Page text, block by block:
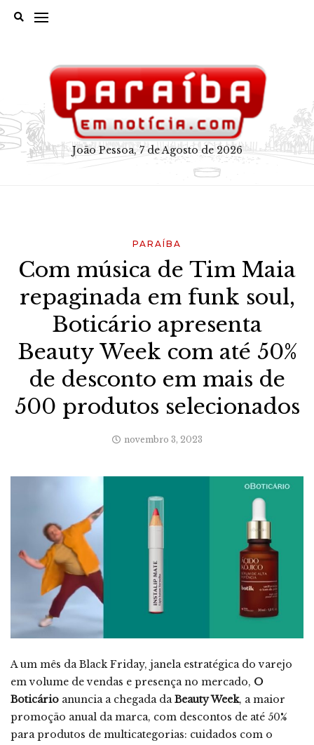
João Pessoa, 7 de Agosto de 2026
PARAÍBA
Com música de Tim Maia
repaginada em funk soul,
Boticário apresenta
Beauty Week com até 50%
de desconto em mais de
500 produtos selecionados
novembro 3, 2023
A um mês da Black Friday, janela estratégica do varejo
em volume de vendas e presença no mercado, O
Boticário anuncia a chegada daBeauty Week, a maior
promoção anual da marca, com descontos de até 50%
para produtos de multicategorias: cuidados com o